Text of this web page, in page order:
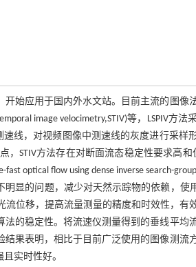
始应用于国内外水文站。目前主流的图像
image velocimetry,STIV)等，LSPIV方
线，对视频图像中测速线的灰度进行采样
，STIV方法存在对断面流态稳定性要求高
optical flow using dense inverse search-
显的问题，减少对天然示踪物的依赖，使
流位移，提高流量测量的精度和时效性，
的稳定性。将流速仪测量得到的垂线平均
果表明，相比于目前广泛使用的图像测流
实时性好。